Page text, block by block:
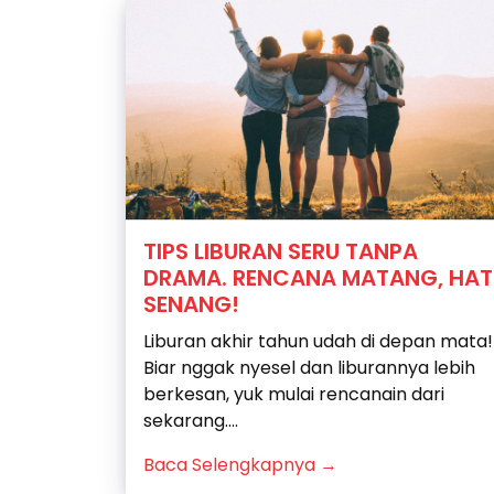
TIPS LIBURAN SERU TANPA
DRAMA. RENCANA MATANG,
SENANG!
Liburan akhir tahun udah di depan mata!
Biar nggak nyesel dan liburannya lebih
berkesan, yuk mulai rencanain dari
sekarang....
Baca Selengkapnya →